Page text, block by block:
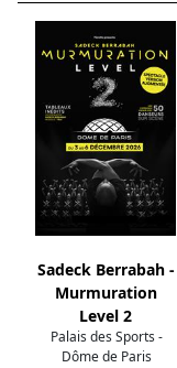
Sadeck Berrabah -
Murmuration
Level 2
Palais des Sports -
Dôme de Paris